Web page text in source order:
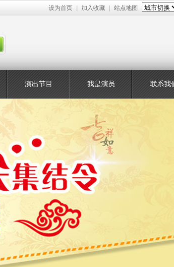
设为首页 加入收藏 站点地图
演出节目 我是演员 联系我